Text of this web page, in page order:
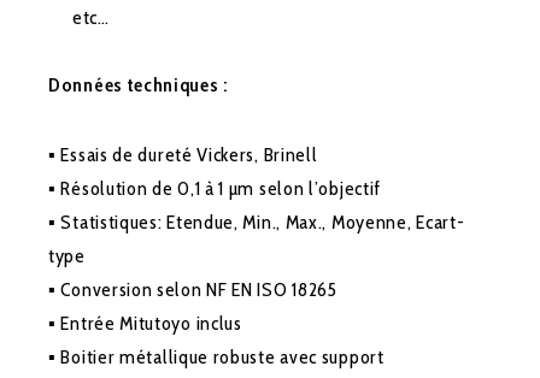
etc…
Données techniques :
▪ Essais de dureté Vickers, Brinell
▪ Résolution de 0,1 à 1 µm selon l’objectif
▪ Statistiques: Etendue, Min., Max., Moyenne, Ecart-
type
▪ Conversion selon NF EN ISO 18265
▪ Entrée Mitutoyo inclus
▪ Boitier métallique robuste avec support